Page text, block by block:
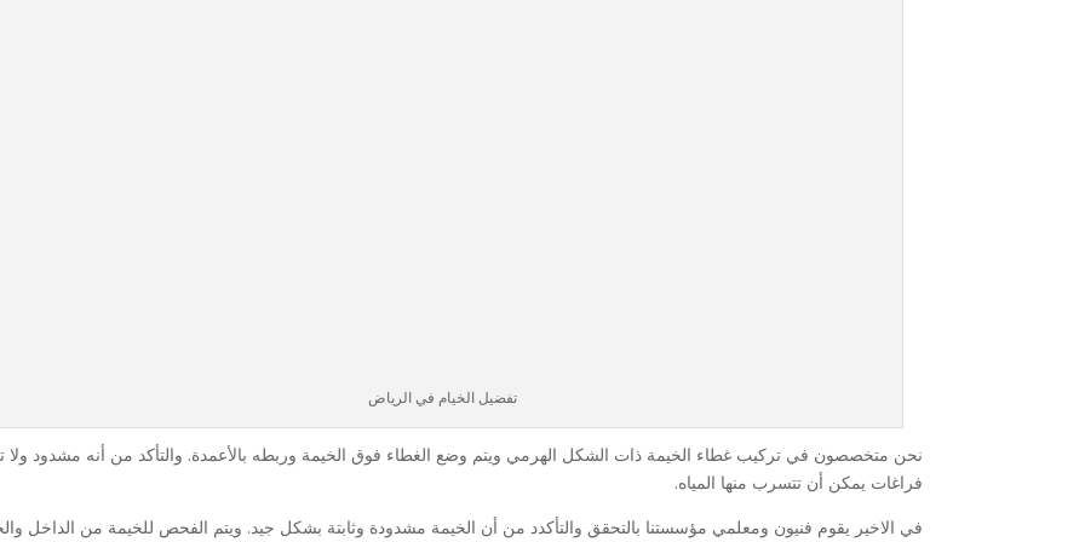
تفضيل الخيام في الرياض
نحن متخصصون في تركيب غطاء الخيمة ذات الشكل الهرمي ويتم وضع الغطاء فوق الخيمة وربطه بالأعمدة. والتأكد من أنه مشدود ولا
فراغات يمكن أن تتسرب منها المياه.
في الاخير يقوم فنيون ومعلمي مؤسستنا بالتحقق والتأكدد من أن الخيمة مشدودة وثابتة بشكل جيد. ويتم الفحص للخيمة من الداخل